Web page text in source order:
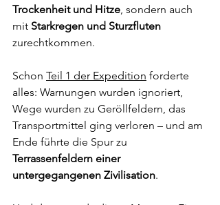
Trockenheit und Hitze, sondern auch
mit Starkregen und Sturzfluten
zurechtkommen.
Schon Teil 1 der Expedition forderte
alles: Warnungen wurden ignoriert,
Wege wurden zu Geröllfeldern, das
Transportmittel ging verloren – und am
Ende führte die Spur zu
Terrassenfeldern einer
untergegangenen Zivilisation.